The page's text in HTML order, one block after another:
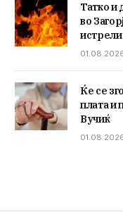
Татко и
во
истрели
Ќе се
плата и
Вучиќ